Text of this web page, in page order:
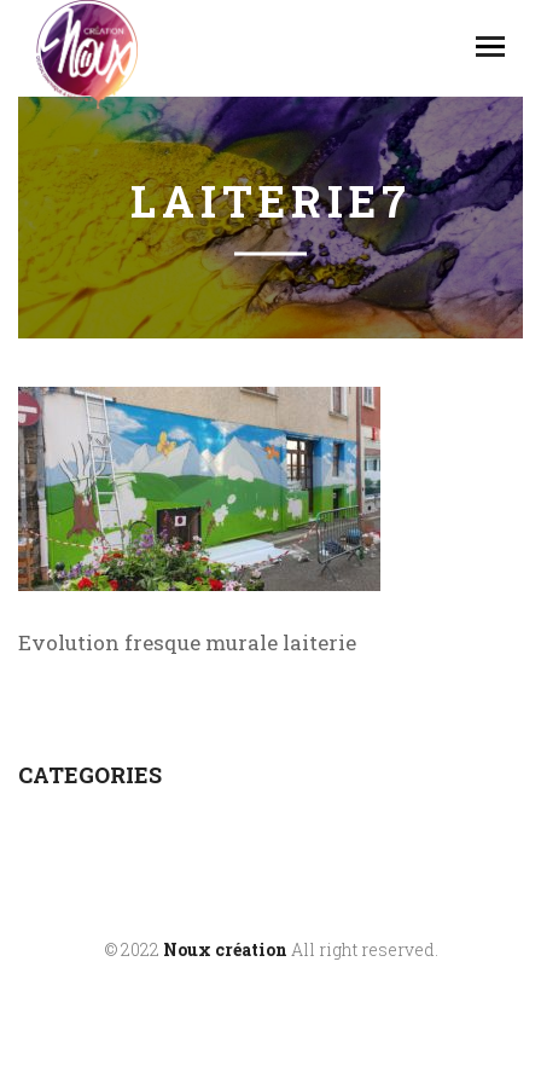
LAITERIE7
Evolution fresque murale laiterie
CATEGORIES
© 2022 Noux création All right reserved.